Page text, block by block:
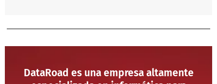
DataRoad es una empresa altamente